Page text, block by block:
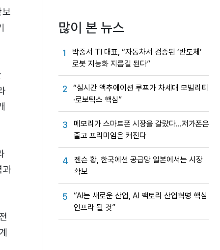
많이 본 뉴스
1
박중서 TI 대표, “자동차서 검증된 ‘반도체’
로봇 지능화 지름길 된다”
2
“실시간 액추에이션 루프가 차세대 모빌리티
·로보틱스 핵심”
3
메모리가 스마트폰 시장을 갈랐다…저가폰은
줄고 프리미엄은 커진다
4
젠슨 황, 한국에선 공급망 일본에서는 시장
확보
5
“AI는 새로운 산업, AI 팩토리 산업혁명 핵심
인프라 될 것”